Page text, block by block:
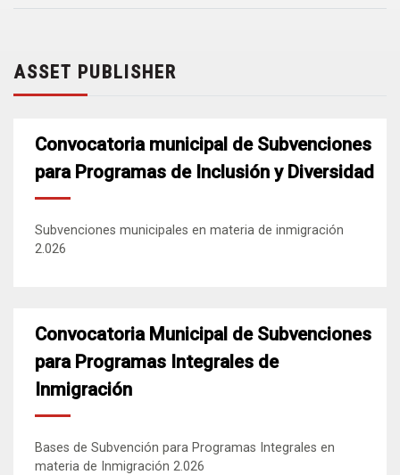
ASSET PUBLISHER
Convocatoria municipal de Subvenciones
para Programas de Inclusión y Diversidad
Subvenciones municipales en materia de inmigración
2.026
Convocatoria Municipal de Subvenciones
para Programas Integrales de
Inmigración
Bases de Subvención para Programas Integrales en
materia de Inmigración 2.026